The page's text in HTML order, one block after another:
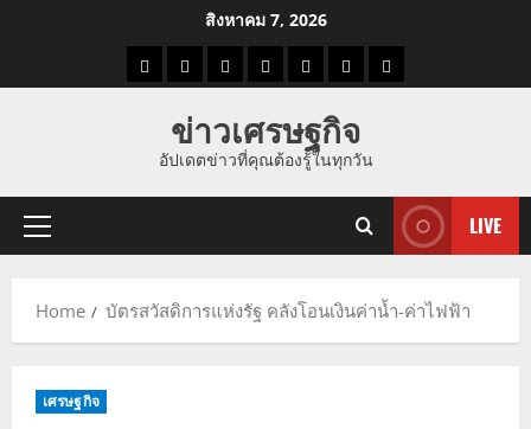
สิงหาคม 7, 2026
ราคาแนว
ราคา
ทอง
ข่าว
นี้
ข่าว
ดูด
ที่
ผู้ชาย
ข่าวเศรษฐกิจ
อัปเดตข่าวที่คุณต้องรู้ในทุกวัน
Primary
LIVE
Home บัตรสวัสดิการแห่งรัฐ คลังโอนเงินค่าน้ำ-ค่าไฟฟ้า
เศรษฐกิจ